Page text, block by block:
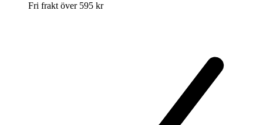
Fri frakt över 595 kr